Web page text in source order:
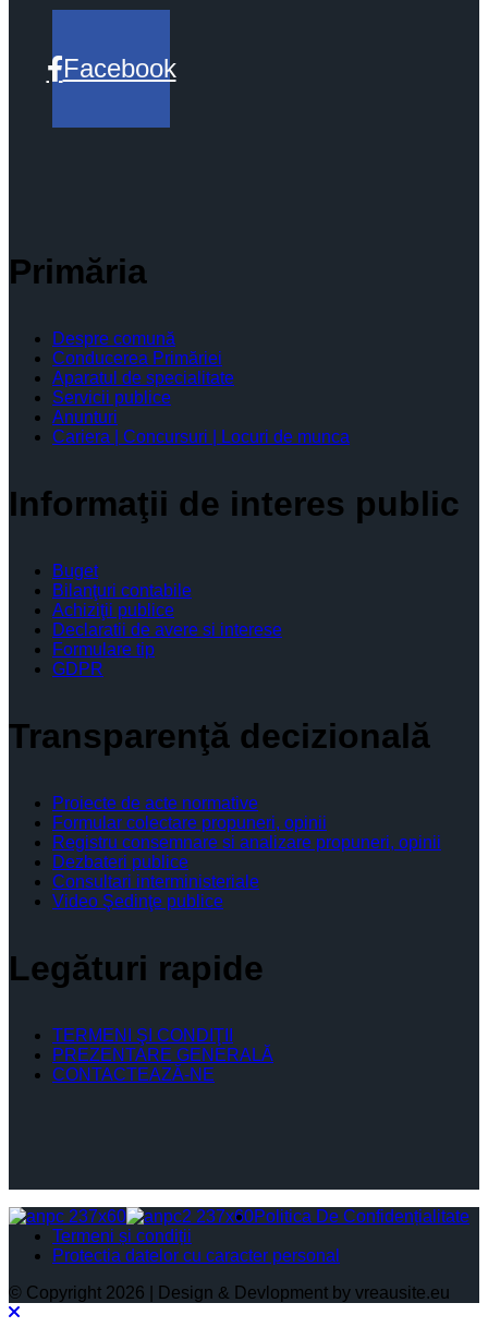
Facebook
Primăria
Despre comună
Conducerea Primăriei
Aparatul de specialitate
Servicii publice
Anunturi
Cariera | Concursuri | Locuri de munca
Informaţii de interes public
Buget
Bilanţuri contabile
Achiziţii publice
Declaratii de avere si interese
Formulare tip
GDPR
Transparenţă decizională
Proiecte de acte normative
Formular colectare propuneri, opinii
Registru consemnare si analizare propuneri, opinii
Dezbateri publice
Consultari interministeriale
Video Şedinţe publice
Legături rapide
TERMENI ŞI CONDIŢII
PREZENTARE GENERALĂ
CONTACTEAZĂ-NE
Politica De Confidențialitate
Termeni și condiții
Protectia datelor cu caracter personal
© Copyright 2026 | Design & Devlopment by vreausite.eu